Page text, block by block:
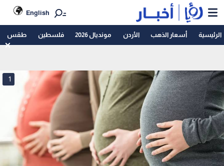
English
الرئيسية أسعار الذهب الأردن مونديال 2026 فلسطين طقس
1